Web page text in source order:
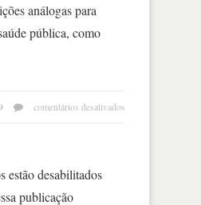
análogas para
pública, como
comentários desativados
estão desabilitados
publicação